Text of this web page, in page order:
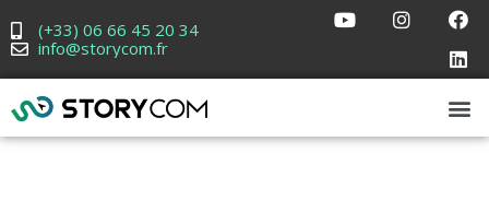
(+33) 06 66 45 20 34
info@storycom.fr